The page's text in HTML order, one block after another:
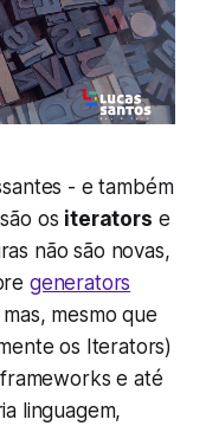
- e também
os iterators e
não são novas,
generators
mesmo que
os Iterators)
e até
linguagem,